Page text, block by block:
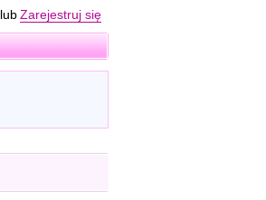
lub Zarejestruj się